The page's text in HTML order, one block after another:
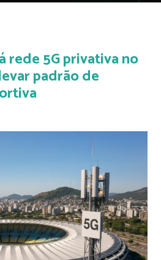
rede 5G privativa no
padrão de